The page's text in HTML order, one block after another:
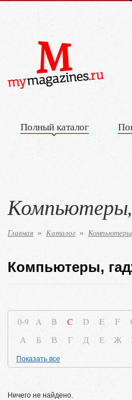
Полный каталог
Главная » Каталог »
Компьютеры,
0-9 A B C D E F
А
Б В Г Д Е Ж
Показать все
Ничего не найдено.